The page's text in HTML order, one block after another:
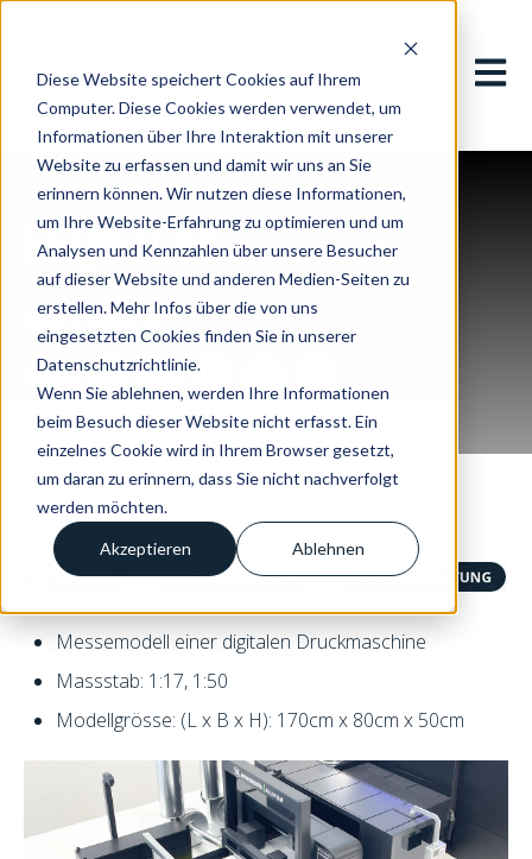
Diese Website speichert Cookies auf Ihrem
Computer. Diese Cookies werden verwendet, um
Informationen über Ihre Interaktion mit unserer
Website zu erfassen und damit wir uns an Sie
erinnern können. Wir nutzen diese Informationen,
um Ihre Website-Erfahrung zu optimieren und um
Analysen und Kennzahlen über unsere Besucher
auf dieser Website und anderen Medien-Seiten zu
erstellen. Mehr Infos über die von uns
eingesetzten Cookies finden Sie in unserer
Datenschutzrichtlinie.
Wenn Sie ablehnen, werden Ihre Informationen
beim Besuch dieser Website nicht erfasst. Ein
einzelnes Cookie wird in Ihrem Browser gesetzt,
um daran zu erinnern, dass Sie nicht nachverfolgt
werden möchten.
Akzeptieren Ablehnen
FUJIFILM
Kent | England
Teilen:
HS6000
Messemodell einer digitalen Druckmaschine
Massstab: 1:17, 1:50
Modellgrösse: (L x B x H): 170cm x 80cm x 50cm